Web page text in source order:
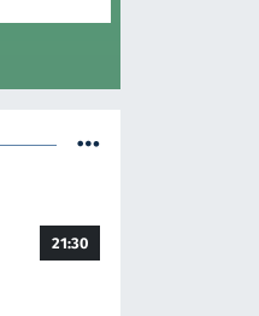
21:30